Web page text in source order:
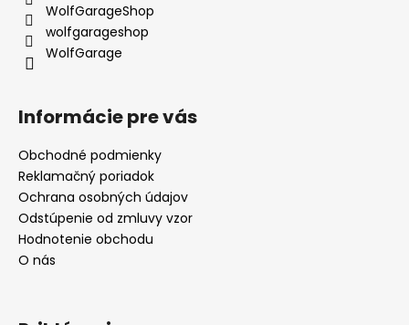
WolfGarageShop
wolfgarageshop
WolfGarage
Informácie pre vás
Obchodné podmienky
Reklamačný poriadok
Ochrana osobných údajov
Odstúpenie od zmluvy vzor
Hodnotenie obchodu
O nás